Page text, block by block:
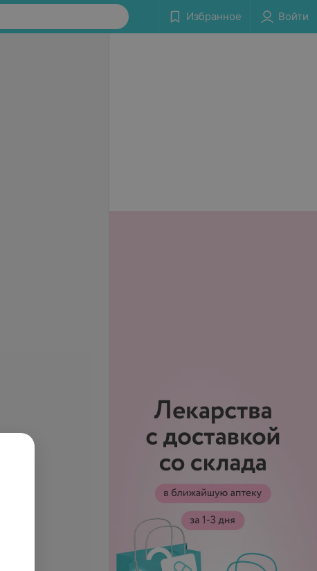
Избранное Войти
670,11 руб.